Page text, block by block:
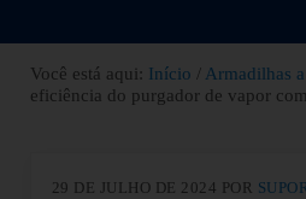
Você está aqui: Início / Armadilhas
eficiência do purgador de vapor
29 DE JULHO DE 2024 POR